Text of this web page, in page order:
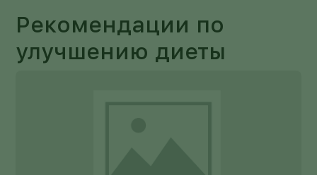
Рекомендации по
улучшению диеты